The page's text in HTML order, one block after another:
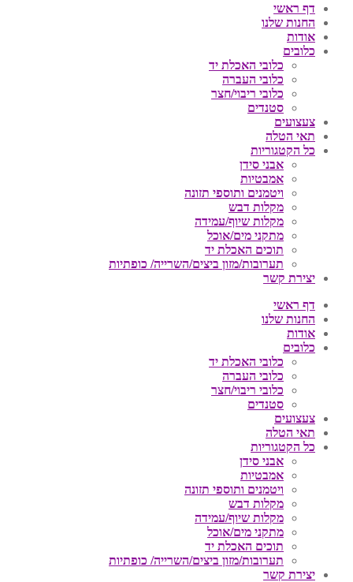
דף ראשי
החנות שלנו
אודות
כלובים
כלובי האכלת יד
כלובי העברה
כלובי ריבוי/חצר
סטנדים
צעצועים
תאי הטלה
כל הקטגוריות
אבני סידן
אמבטיות
ויטמנים ותוספי תזונה
מקלות דבש
מקלות שיוף/עמידה
מתקני מים/אוכל
תוכים האכלת יד
תערובות/מזון ביצים/השרייה/ כופתיות
יצירת קשר
דף ראשי
החנות שלנו
אודות
כלובים
כלובי האכלת יד
כלובי העברה
כלובי ריבוי/חצר
סטנדים
צעצועים
תאי הטלה
כל הקטגוריות
אבני סידן
אמבטיות
ויטמנים ותוספי תזונה
מקלות דבש
מקלות שיוף/עמידה
מתקני מים/אוכל
תוכים האכלת יד
תערובות/מזון ביצים/השרייה/ כופתיות
יצירת קשר